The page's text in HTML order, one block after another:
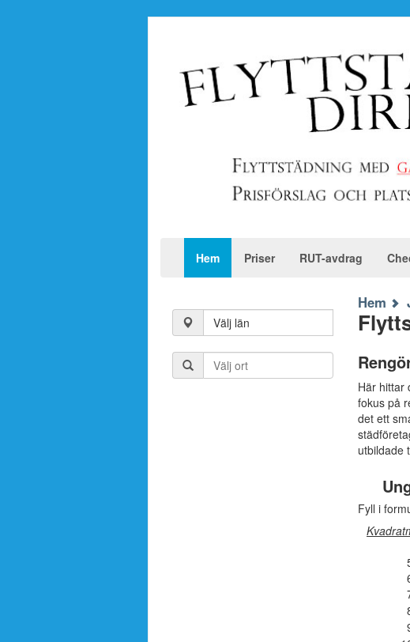
Hem Priser RUT-avdrag
Välj län
Hem
Här hittar
fokus på
det ett
utbildade
Fyll i